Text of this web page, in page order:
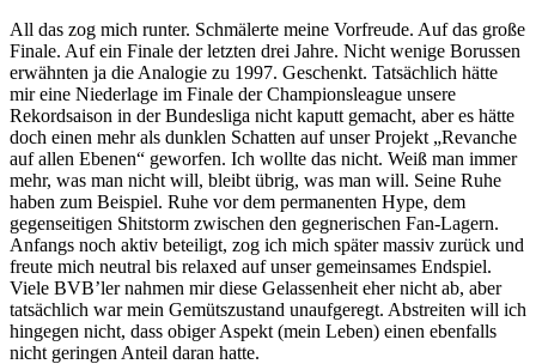
All das zog mich runter. Schmälerte meine Vorfreude. Auf das große
Finale. Auf ein Finale der letzten drei Jahre. Nicht wenige Borussen
erwähnten ja die Analogie zu 1997. Geschenkt. Tatsächlich hätte
mir eine Niederlage im Finale der Championsleague unsere
Rekordsaison in der Bundesliga nicht kaputt gemacht, aber es hätte
doch einen mehr als dunklen Schatten auf unser Projekt „Revanche
auf allen Ebenen“ geworfen. Ich wollte das nicht. Weiß man immer
mehr, was man nicht will, bleibt übrig, was man will. Seine Ruhe
haben zum Beispiel. Ruhe vor dem permanenten Hype, dem
gegenseitigen Shitstorm zwischen den gegnerischen Fan-Lagern.
Anfangs noch aktiv beteiligt, zog ich mich später massiv zurück und
freute mich neutral bis relaxed auf unser gemeinsames Endspiel.
Viele BVB’ler nahmen mir diese Gelassenheit eher nicht ab, aber
tatsächlich war mein Gemütszustand unaufgeregt. Abstreiten will ich
hingegen nicht, dass obiger Aspekt (mein Leben) einen ebenfalls
nicht geringen Anteil daran hatte.